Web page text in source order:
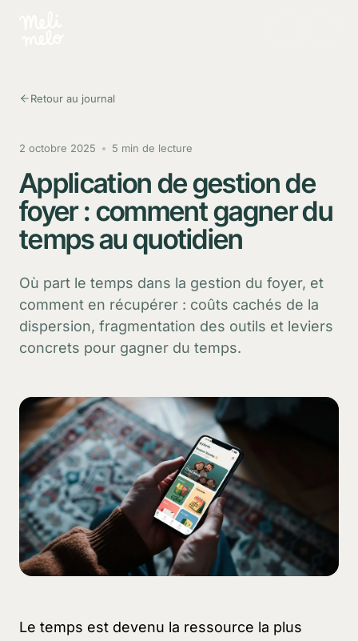
Retour au journal
2 octobre 2025 5 min de lecture
Application de gestion de
foyer : comment gagner du
temps au quotidien
Où part le temps dans la gestion du foyer, et
comment en récupérer : coûts cachés de la
dispersion, fragmentation des outils et leviers
concrets pour gagner du temps.
Le temps est devenu la ressource la plus